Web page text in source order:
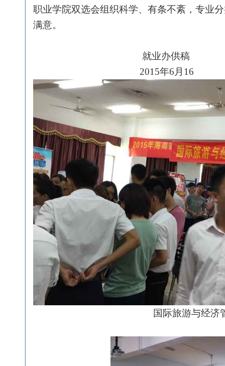
职业学院双选会组织科学、有条不紊，专业
满意。
就业办供稿
2015年6月16
国际旅游与经济